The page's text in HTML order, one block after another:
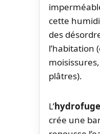
cette
des
l’habitation
plâtres).
L’
crée une